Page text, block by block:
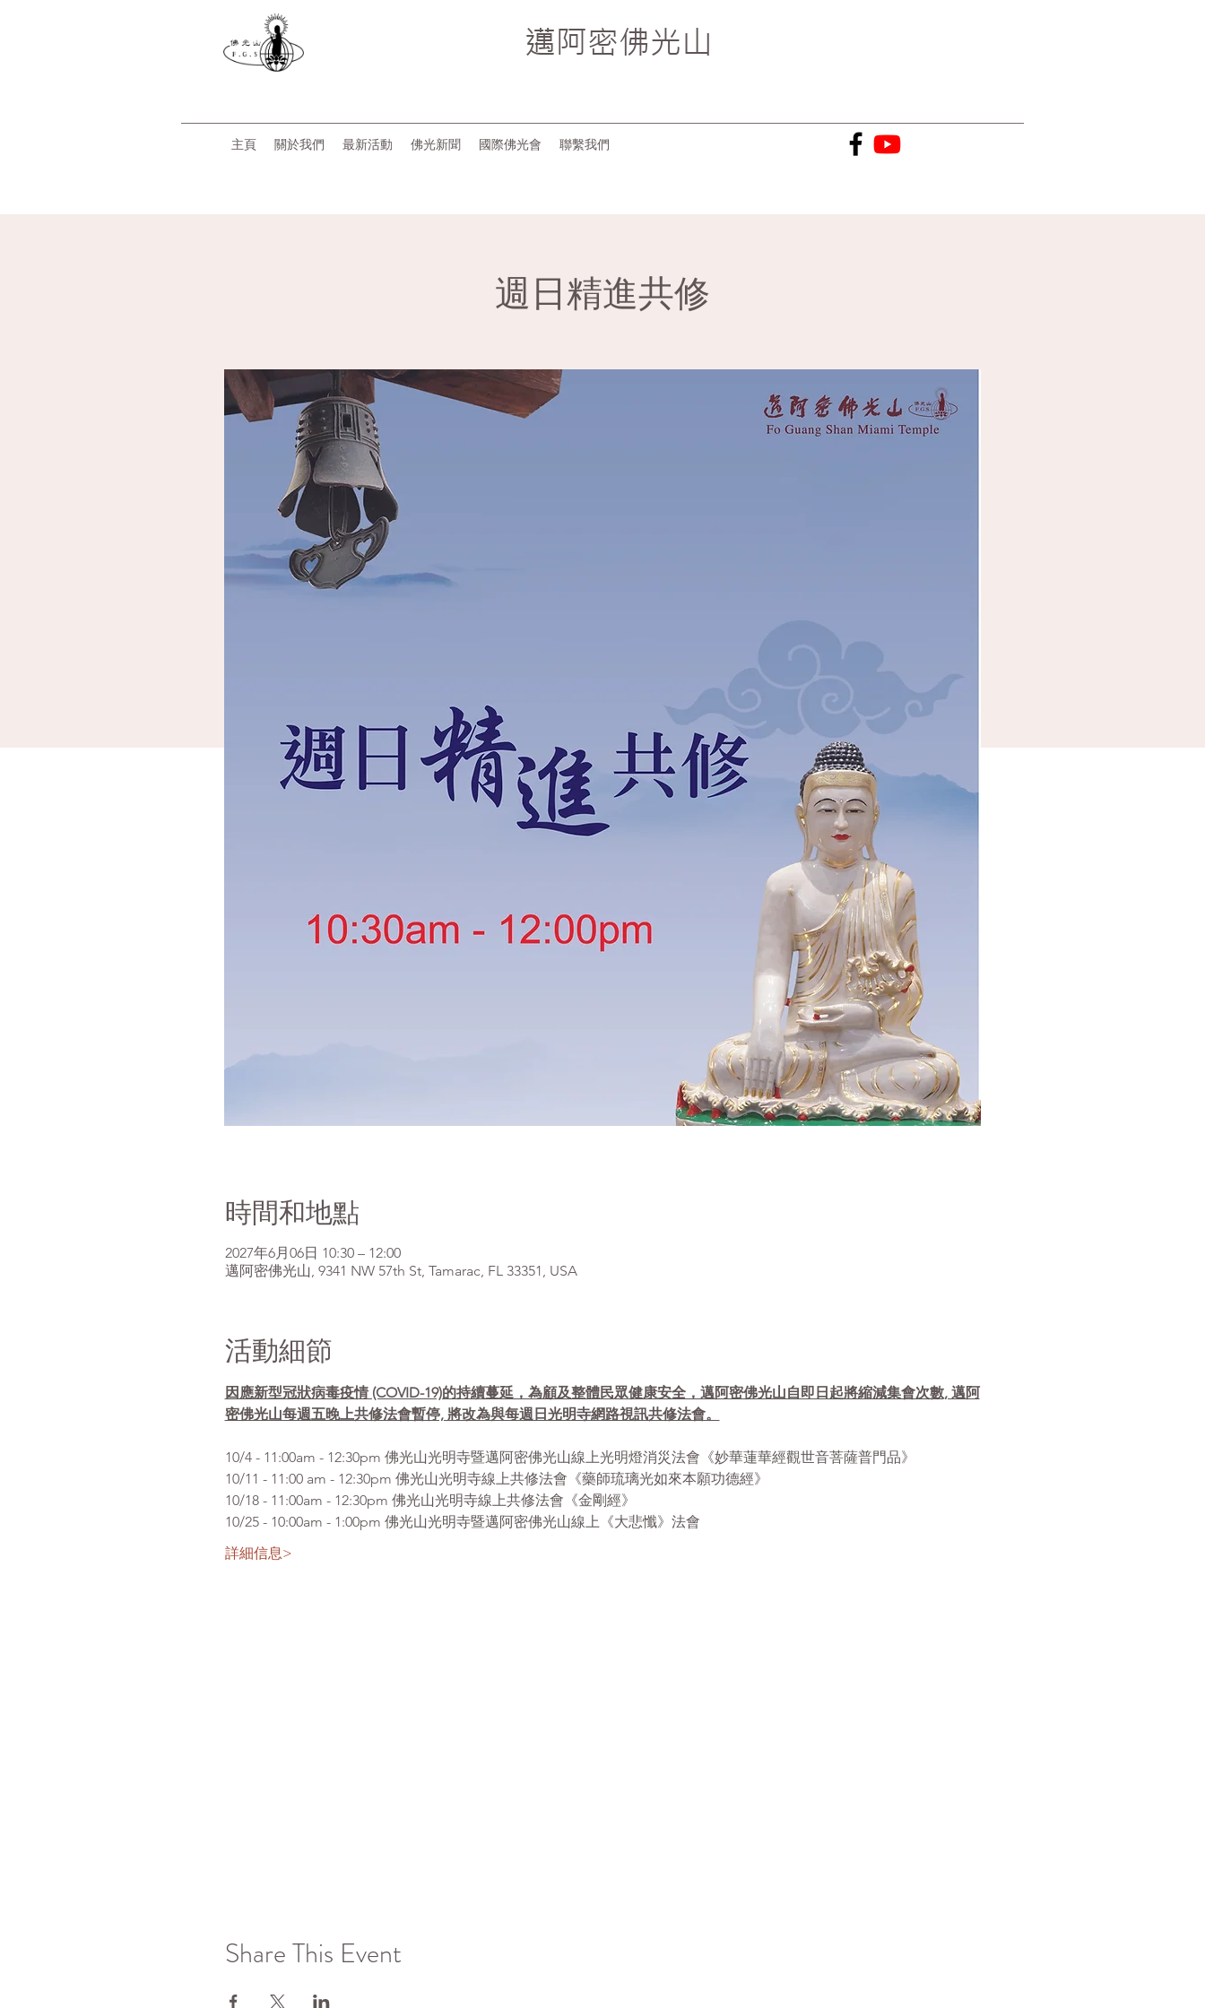
邁阿密佛光山
主頁 關於我們 最新活動 佛光新聞 國際佛光會 聯繫我們
週日精進共修
時間和地點
2027年6月06日 10:30 – 12:00
邁阿密佛光山, 9341 NW 57th St, Tamarac, FL 33351, USA
活動細節
因應新型冠狀病毒疫情 (COVID-19)的持續蔓延，為顧及整體民眾健康安全，邁阿密佛光山自即日起將縮減集會次數, 邁阿
密佛光山每週五晚上共修法會暫停, 將改為與每週日光明寺網路視訊共修法會。
10/4 - 11:00am - 12:30pm 佛光山光明寺暨邁阿密佛光山線上光明燈消災法會《妙華蓮華經觀世音菩薩普門品》
10/11 - 11:00 am - 12:30pm 佛光山光明寺線上共修法會《藥師琉璃光如來本願功德經》
10/18 - 11:00am - 12:30pm 佛光山光明寺線上共修法會《金剛經》
10/25 - 10:00am - 1:00pm 佛光山光明寺暨邁阿密佛光山線上《大悲懺》法會
詳細信息>
Share This Event